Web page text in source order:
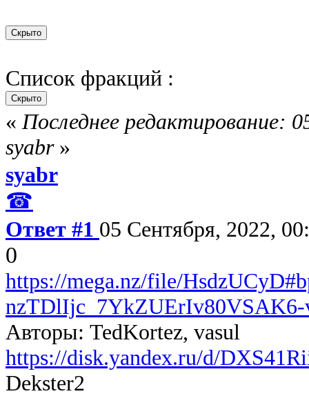
Список фракций :
« Последнее редактирование:
syabr»
syabr
☎
Ответ #1 05 Сентября, 2022,
0
https://mega.nz/file/
Авторы: TedKortez, vasul
https://disk.yandex.ru/d/
Dekster2